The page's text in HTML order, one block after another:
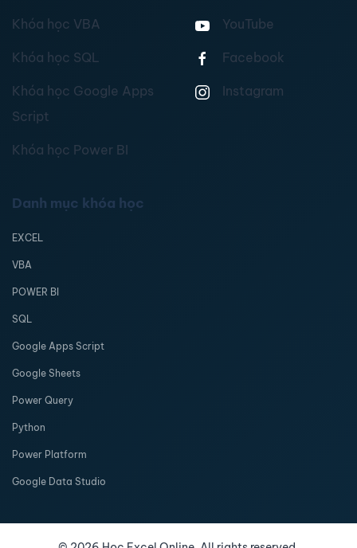
Khóa học VBA
Khóa học SQL
Khóa học Google Apps
Script
Khóa học Power BI
YouTube
Facebook
Instagram
Danh mục khóa học
EXCEL
VBA
POWER BI
SQL
Google Apps Script
Google Sheets
Power Query
Python
Power Platform
Google Data Studio